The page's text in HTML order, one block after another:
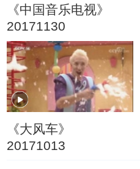
《中国音乐电视》
20171130
《大风车》
20171013